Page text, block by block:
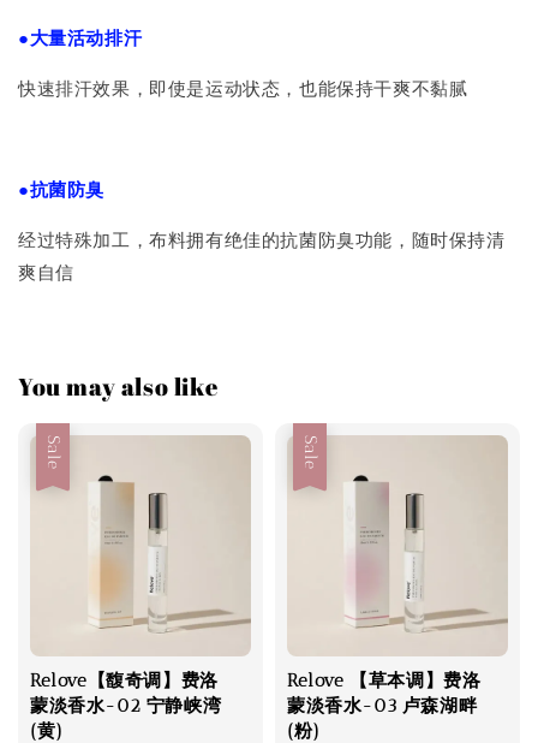
●大量活动排汗
快速排汗效果，即使是运动状态，也能保持干爽不黏腻
●抗菌防臭
经过特殊加工，布料拥有绝佳的抗菌防臭功能，随时保持清
爽自信
You may also like
Sale
Relove【馥奇调】费洛
蒙淡香水-02 宁静峡湾
(黄)
Sale
Relove 【草本调】费洛
蒙淡香水-03 卢森湖畔
(粉)